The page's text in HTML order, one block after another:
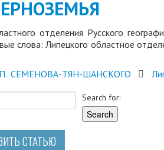
отделения Русского
слова: Липецкого областное
СЕМЕНОВА-ТЯН-ШАНСКОГО
Search for:
СТАТЬЮ